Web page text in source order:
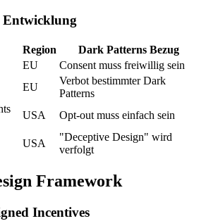
Entwicklung
Region
Dark Patterns Bezug
EU
Consent muss freiwillig sein
EU
Verbot bestimmter Dark
Patterns
USA Opt-out muss einfach sein
USA
"Deceptive Design" wird
verfolgt
Framework
Incentives